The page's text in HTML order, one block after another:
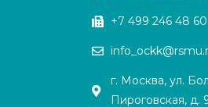
+7 499 246 48 60
г. Москва, ул.
Пироговская, д.